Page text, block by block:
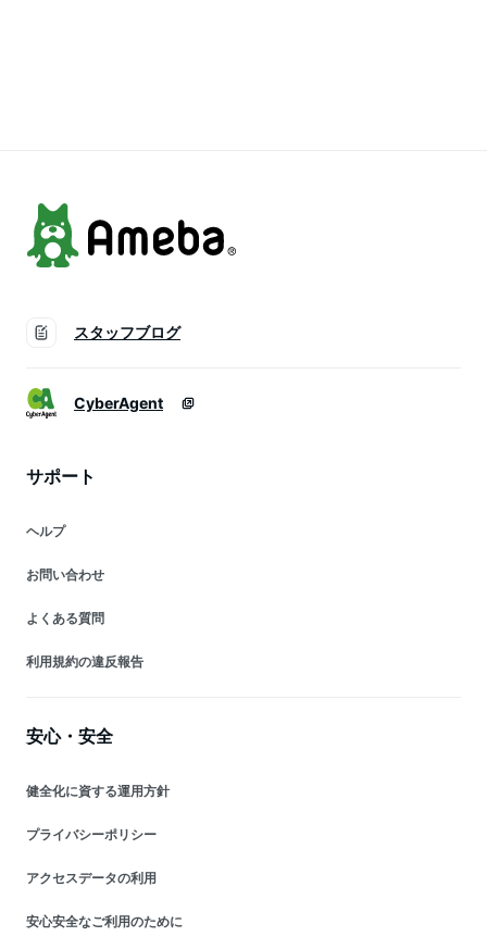
スタッフブログ
CyberAgent
サポート
ヘルプ
お問い合わせ
よくある質問
利用規約の違反報告
安心・安全
健全化に資する運用方針
プライバシーポリシー
アクセスデータの利用
安心安全なご利用のために